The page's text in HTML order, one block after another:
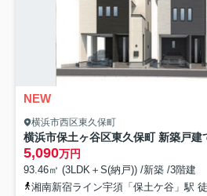
NEW
横浜市西区東久保町
5,090万円
93.46㎡ (3LDK＋S(納戸)) /新築 /3階建
湘南新宿ライン宇須「保土ケ谷」駅